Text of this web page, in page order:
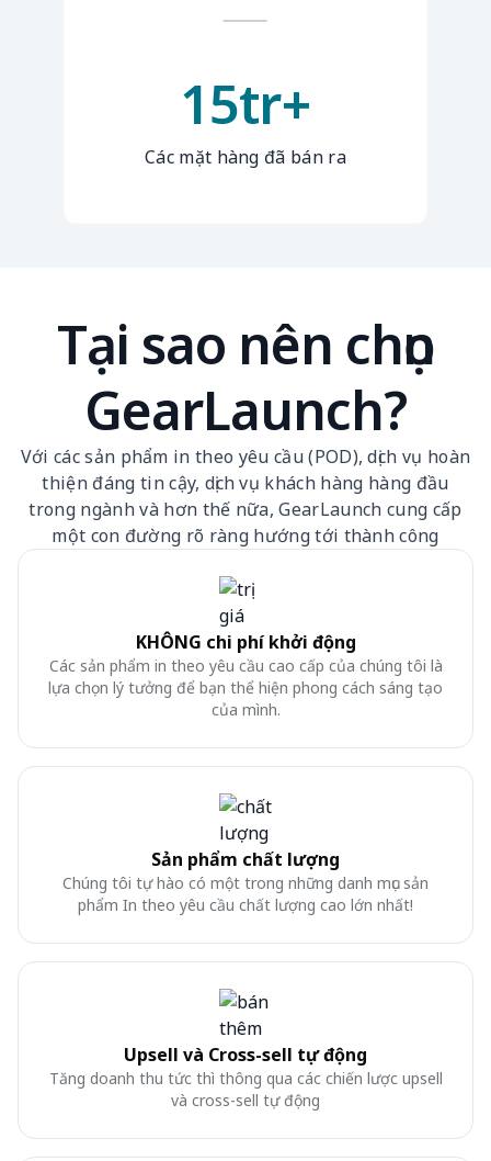
15tr+
Các mặt hàng đã bán ra
Tại sao nên chọn
GearLaunch?
Với các sản phẩm in theo yêu cầu (POD), dịch vụ hoàn
thiện đáng tin cậy, dịch vụ khách hàng hàng đầu
trong ngành và hơn thế nữa, GearLaunch cung cấp
một con đường rõ ràng hướng tới thành công
KHÔNG chi phí khởi động
Các sản phẩm in theo yêu cầu cao cấp của chúng tôi là
lựa chọn lý tưởng để bạn thể hiện phong cách sáng tạo
của mình.
Sản phẩm chất lượng
Chúng tôi tự hào có một trong những danh mục sản
phẩm In theo yêu cầu chất lượng cao lớn nhất!
Upsell và Cross-sell tự động
Tăng doanh thu tức thì thông qua các chiến lược upsell
và cross-sell tự động